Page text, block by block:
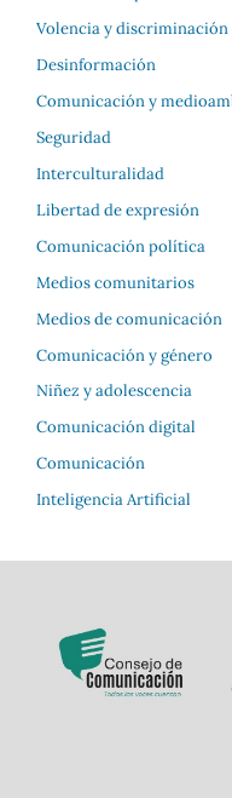
Volencia y
Desinformación
Comunicación y
Seguridad
Interculturalidad
Libertad de expresión
Comunicación política
Medios comunitarios
Medios de comunicación
Comunicación y género
Niñez y adolescencia
Comunicación digital
Comunicación
Inteligencia Artificial